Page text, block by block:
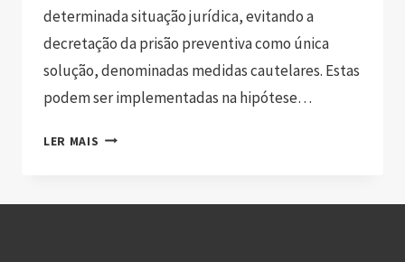
determinada situação jurídica, evitando a
decretação da prisão preventiva como única
solução, denominadas medidas cautelares. Estas
podem ser implementadas na hipótese…
LER MAIS